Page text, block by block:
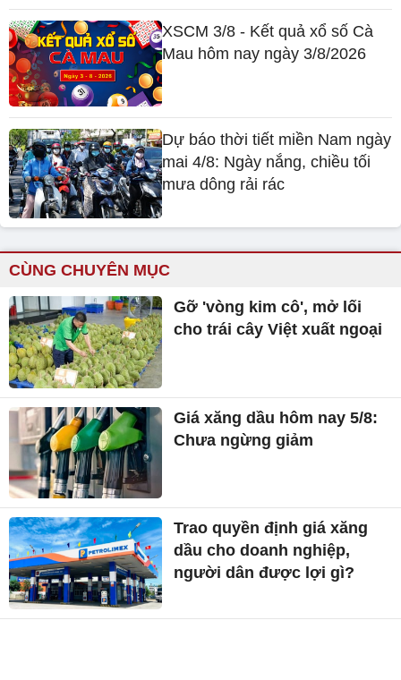
XSCM 3/8 - Kết quả xổ số Cà
Mau hôm nay ngày 3/8/2026
Dự báo thời tiết miền Nam ngày
mai 4/8: Ngày nắng, chiều tối
mưa dông rải rác
CÙNG CHUYÊN MỤC
Gỡ 'vòng kim cô', mở lối
cho trái cây Việt xuất ngoại
Giá xăng dầu hôm nay 5/8:
Chưa ngừng giảm
Trao quyền định giá xăng
dầu cho doanh nghiệp,
người dân được lợi gì?